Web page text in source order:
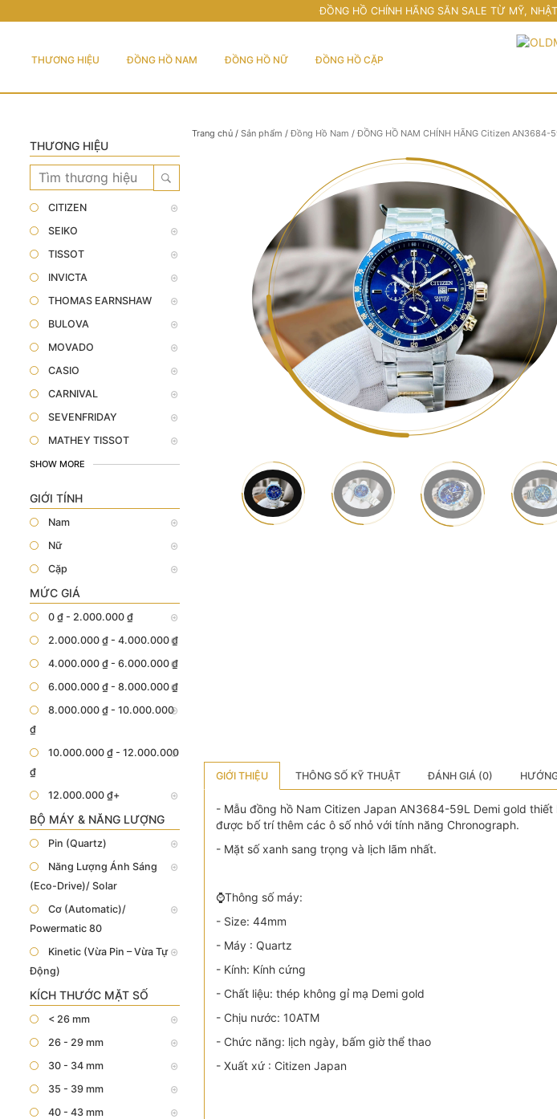
ĐỒNG HỒ CHÍNH HÃNG SĂN SALE TỪ MỸ,
THƯƠNG HIỆU ĐỒNG HỒ NAM ĐỒNG HỒ NỮ ĐỒNG HỒ CẶP
THƯƠNG HIỆU
CITIZEN
SEIKO
TISSOT
INVICTA
THOMAS EARNSHAW
BULOVA
MOVADO
CASIO
CARNIVAL
SEVENFRIDAY
MATHEY TISSOT
SHOW MORE
GIỚI TÍNH
Nam
Nữ
Cặp
MỨC GIÁ
0 ₫ - 2.000.000 ₫
2.000.000 ₫ - 4.000.000 ₫
4.000.000 ₫ - 6.000.000 ₫
6.000.000 ₫ - 8.000.000 ₫
8.000.000 ₫ - 10.000.000
₫
10.000.000 ₫ - 12.000.000
₫
12.000.000 ₫+
BỘ MÁY & NĂNG LƯỢNG
Pin (Quartz)
Năng Lượng Ánh Sáng
(Eco-Drive)/ Solar
Cơ (Automatic)/
Powermatic 80
Kinetic (Vừa Pin – Vừa Tự
Động)
KÍCH THƯỚC MẶT SỐ
< 26 mm
26 - 29 mm
30 - 34 mm
35 - 39 mm
40 - 43 mm
Trang chủ/ Sản phẩm / Đồng Hồ Nam / ĐỒNG HỒ NAM CHÍNH HÃNG Citizen
GIỚI THIỆU THÔNG SỐ KỸ THUẬT ĐÁNH GIÁ (0)
- Mẫu đồng hồ Nam Citizen Japan AN3684-59L Demi gold
được bố trí thêm các ô số nhỏ với tính năng Chronograph.
- Mặt số xanh sang trọng và lịch lãm nhất.
⌚️Thông số máy:
- Size: 44mm
- Máy : Quartz
- Kính: Kính cứng
- Chất liệu: thép không gỉ mạ Demi gold
- Chịu nước: 10ATM
- Chức năng: lịch ngày, bấm giờ thể thao
- Xuất xứ : Citizen Japan